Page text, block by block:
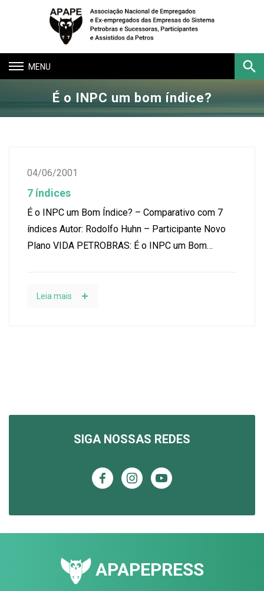
Toggle
navigation
É o INPC um bom índice?
04/06/2001
7 índices
É o INPC um Bom Índice? – Comparativo com 7
índices Autor: Rodolfo Huhn – Participante Novo
Plano VIDA PETROBRAS: É o INPC um Bom…
Leia mais
SIGA NOSSAS REDES
APAPEPRESS